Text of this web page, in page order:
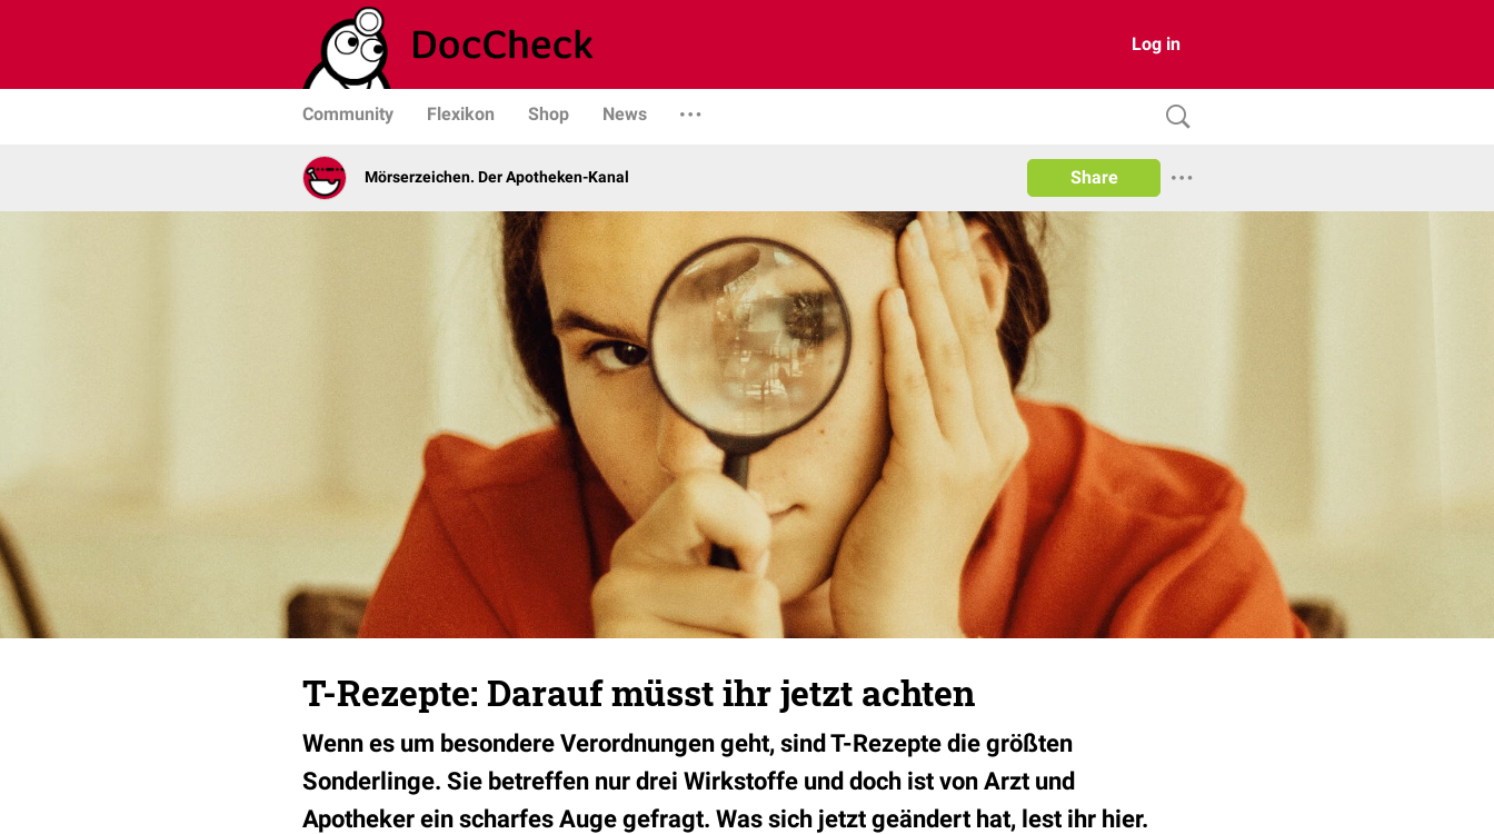
Log in
Community Flexikon Shop News
Mörserzeichen. Der Apotheken-Kanal Share
T-Rezepte: Darauf müsst ihr jetzt achten
Wenn es um besondere Verordnungen geht, sind T-Rezepte die größten
Sonderlinge. Sie betreffen nur drei Wirkstoffe und doch ist von Arzt und
Apotheker ein scharfes Auge gefragt. Was sich jetzt geändert hat, lest ihr hier.